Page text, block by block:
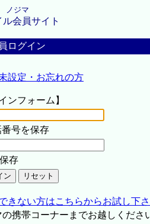
ノジマ
ル会員サイト
ログイン
設定・お忘れの方
ンフォーム】
番号を保存
存
きない方はこちらからお試し下
携帯コーナーまでお越しくださ